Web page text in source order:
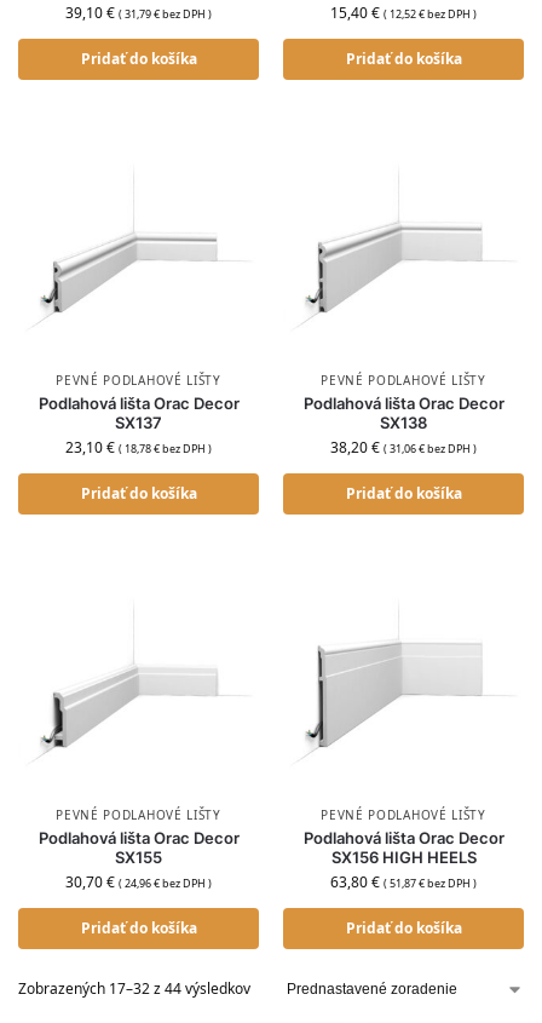
39,10€ (31,79€bez DPH )
Pridať do košíka
15,40€ ( 12,52€bez DPH )
Pridať do košíka
PEVNÉ PODLAHOVÉ LIŠTY
Podlahová lišta Orac Decor
SX137
23,10€ ( 18,78€bez DPH )
Pridať do košíka
PEVNÉ PODLAHOVÉ LIŠTY
Podlahová lišta Orac Decor
SX138
38,20€ (31,06€bez DPH )
Pridať do košíka
PEVNÉ PODLAHOVÉ LIŠTY
Podlahová lišta Orac Decor
SX155
30,70€ (24,96€bez DPH )
Pridať do košíka
PEVNÉ PODLAHOVÉ LIŠTY
Podlahová lišta Orac Decor
SX156 HIGH HEELS
63,80€ (51,87€bez DPH )
Pridať do košíka
Zobrazených 17–32 z 44 výsledkov